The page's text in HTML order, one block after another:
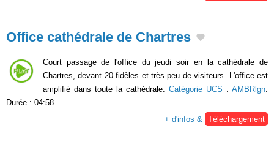
Office cathédrale de Chartres
Court passage de l'office du jeudi soir en la cathédrale de
Chartres, devant 20 fidèles et très peu de visiteurs. L'office est
amplifié dans toute la cathédrale. Catégorie UCS : AMBRlgn
Durée : 04:58.
+ d'infos &
Téléchargement